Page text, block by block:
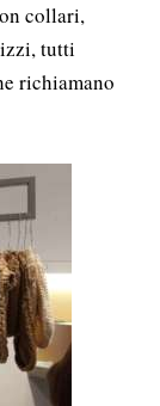
collari,
tutti
richiamano